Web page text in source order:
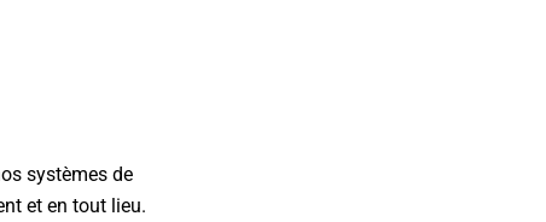
systèmes de
et en tout lieu.